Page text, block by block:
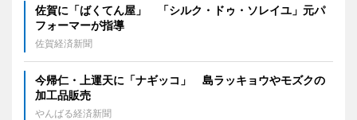
佐賀に「ばくてん屋」 「シルク・ドゥ・ソレイユ」元パ
フォーマーが指導
佐賀経済新聞
今帰仁・上運天に「ナギッコ」 島ラッキョウやモズクの
加工品販売
やんばる経済新聞